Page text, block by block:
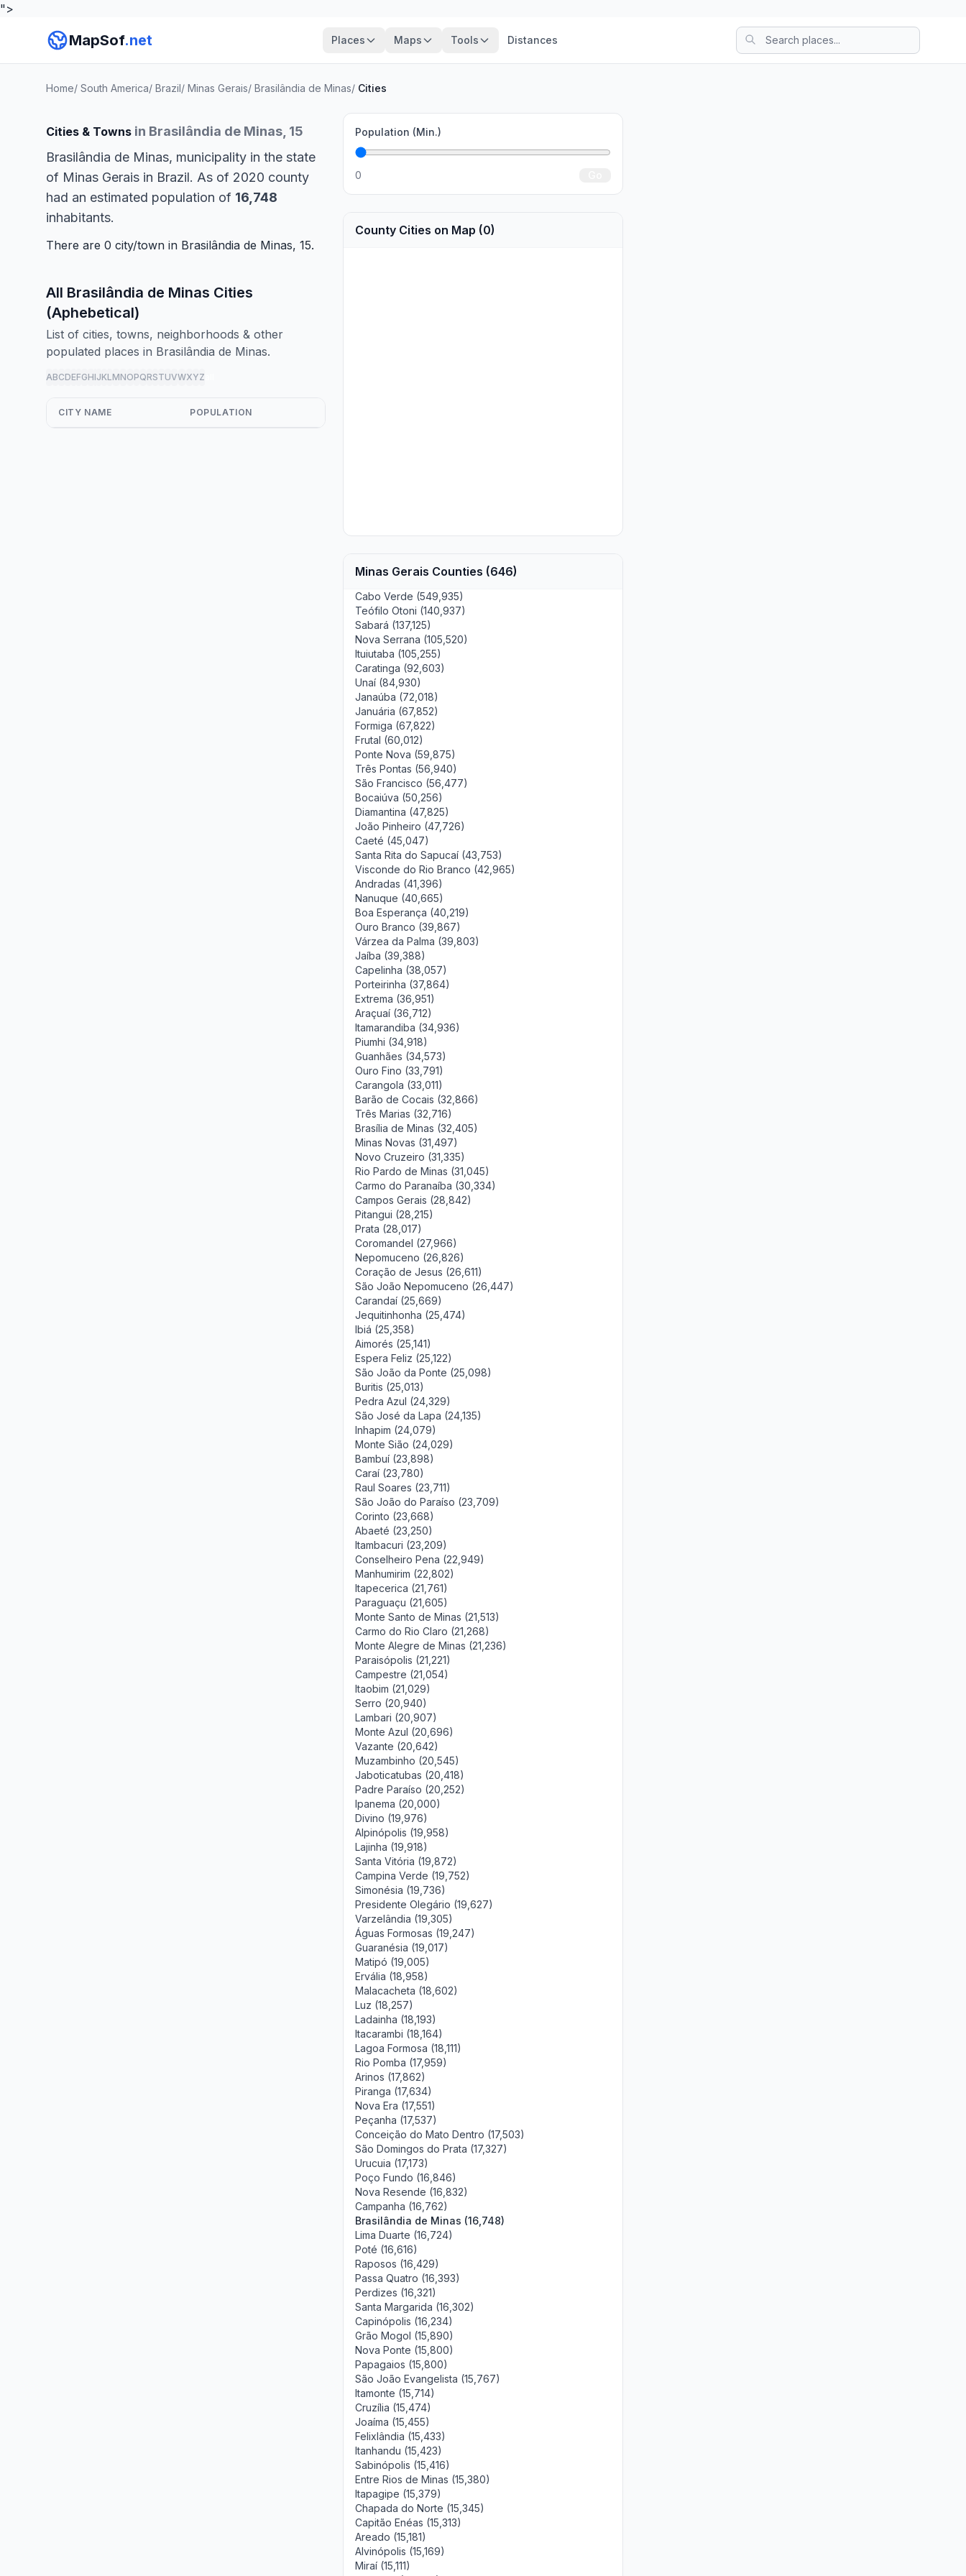
">
MapSof.net Places Maps Tools Distances
Home/ South America/ Brazil/ Minas Gerais/ Brasilândia de Minas/ Cities
Cities & Towns in Brasilândia de Minas, 15
Brasilândia de Minas, municipality in the state
of Minas Gerais in Brazil. As of 2020 county
had an estimated population of 16,748
inhabitants.
There are 0 city/town in Brasilândia de Minas, 15.
All Brasilândia de Minas Cities
(Aphebetical)
List of cities, towns, neighborhoods & other
populated places in Brasilândia de Minas.
ABCDEFGHIJKLMNOPQRSTUVWXYZ
CITY NAME POPULATION
Population (Min.)
0
County Cities on Map (0)
Minas Gerais Counties (646)
Cabo Verde (549,935)
Teófilo Otoni (140,937)
Sabará (137,125)
Nova Serrana (105,520)
Ituiutaba (105,255)
Caratinga (92,603)
Unaí (84,930)
Janaúba (72,018)
Januária (67,852)
Formiga (67,822)
Frutal (60,012)
Ponte Nova (59,875)
Três Pontas (56,940)
São Francisco (56,477)
Bocaiúva (50,256)
Diamantina (47,825)
João Pinheiro (47,726)
Caeté (45,047)
Santa Rita do Sapucaí (43,753)
Visconde do Rio Branco (42,965)
Andradas (41,396)
Nanuque (40,665)
Boa Esperança (40,219)
Ouro Branco (39,867)
Várzea da Palma (39,803)
Jaíba (39,388)
Capelinha (38,057)
Porteirinha (37,864)
Extrema (36,951)
Araçuaí (36,712)
Itamarandiba (34,936)
Piumhi (34,918)
Guanhães (34,573)
Ouro Fino (33,791)
Carangola (33,011)
Barão de Cocais (32,866)
Três Marias (32,716)
Brasília de Minas (32,405)
Minas Novas (31,497)
Novo Cruzeiro (31,335)
Rio Pardo de Minas (31,045)
Carmo do Paranaíba (30,334)
Campos Gerais (28,842)
Pitangui (28,215)
Prata (28,017)
Coromandel (27,966)
Nepomuceno (26,826)
Coração de Jesus (26,611)
São João Nepomuceno (26,447)
Carandaí (25,669)
Jequitinhonha (25,474)
Ibiá (25,358)
Aimorés (25,141)
Espera Feliz (25,122)
São João da Ponte (25,098)
Buritis (25,013)
Pedra Azul (24,329)
São José da Lapa (24,135)
Inhapim (24,079)
Monte Sião (24,029)
Bambuí (23,898)
Caraí (23,780)
Raul Soares (23,711)
São João do Paraíso (23,709)
Corinto (23,668)
Abaeté (23,250)
Itambacuri (23,209)
Conselheiro Pena (22,949)
Manhumirim (22,802)
Itapecerica (21,761)
Paraguaçu (21,605)
Monte Santo de Minas (21,513)
Carmo do Rio Claro (21,268)
Monte Alegre de Minas (21,236)
Paraisópolis (21,221)
Campestre (21,054)
Itaobim (21,029)
Serro (20,940)
Lambari (20,907)
Monte Azul (20,696)
Vazante (20,642)
Muzambinho (20,545)
Jaboticatubas (20,418)
Padre Paraíso (20,252)
Ipanema (20,000)
Divino (19,976)
Alpinópolis (19,958)
Lajinha (19,918)
Santa Vitória (19,872)
Campina Verde (19,752)
Simonésia (19,736)
Presidente Olegário (19,627)
Varzelândia (19,305)
Águas Formosas (19,247)
Guaranésia (19,017)
Matipó (19,005)
Ervália (18,958)
Malacacheta (18,602)
Luz (18,257)
Ladainha (18,193)
Itacarambi (18,164)
Lagoa Formosa (18,111)
Rio Pomba (17,959)
Arinos (17,862)
Piranga (17,634)
Nova Era (17,551)
Peçanha (17,537)
Conceição do Mato Dentro (17,503)
São Domingos do Prata (17,327)
Urucuia (17,173)
Poço Fundo (16,846)
Nova Resende (16,832)
Campanha (16,762)
Brasilândia de Minas (16,748)
Lima Duarte (16,724)
Poté (16,616)
Raposos (16,429)
Passa Quatro (16,393)
Perdizes (16,321)
Santa Margarida (16,302)
Capinópolis (16,234)
Grão Mogol (15,890)
Nova Ponte (15,800)
Papagaios (15,800)
São João Evangelista (15,767)
Itamonte (15,714)
Cruzília (15,474)
Joaíma (15,455)
Felixlândia (15,433)
Itanhandu (15,423)
Sabinópolis (15,416)
Entre Rios de Minas (15,380)
Itapagipe (15,379)
Chapada do Norte (15,345)
Capitão Enéas (15,313)
Areado (15,181)
Alvinópolis (15,169)
Miraí (15,111)